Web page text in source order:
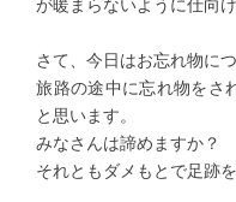
さて、今日はお忘れ物に
旅路の途中に忘れ物をさ
と思います。
みなさんは諦めますか？
それともダメもとで足跡